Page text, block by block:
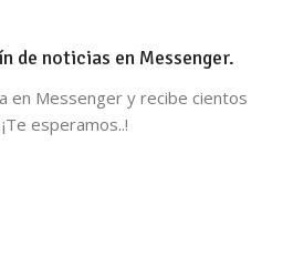
de noticias en Messenger.
en Messenger y recibe cientos
esperamos..!